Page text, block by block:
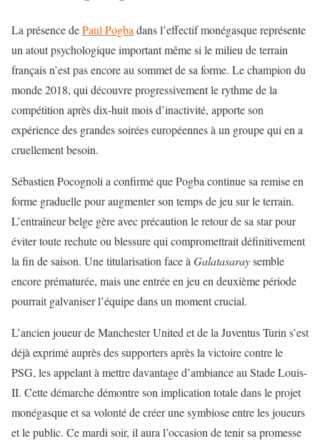
La présence dePaul Pogbadans l’effectif monégasque représente
un atout psychologique important même si le milieu de terrain
français n’est pas encore au sommet de sa forme. Le champion du
monde 2018, qui découvre progressivement le rythme de la
compétition après dix-huit mois d’inactivité, apporte son
expérience des grandes soirées européennes à un groupe qui en a
cruellement besoin.
Sébastien Pocognoli a confirmé que Pogba continue sa remise en
forme graduelle pour augmenter son temps de jeu sur le terrain.
L’entraîneur belge gère avec précaution le retour de sa star pour
éviter toute rechute ou blessure qui compromettrait définitivement
la fin de saison. Une titularisation face àGalatasaraysemble
encore prématurée, mais une entrée en jeu en deuxième période
pourrait galvaniser l’équipe dans un moment crucial.
L’ancien joueur de Manchester United et de la Juventus Turin s’est
déjà exprimé auprès des supporters après la victoire contre le
PSG, les appelant à mettre davantage d’ambiance au Stade Louis-
II. Cette démarche démontre son implication totale dans le projet
monégasque et sa volonté de créer une symbiose entre les joueurs
et le public. Ce mardi soir, il aura l’occasion de tenir sa promesse